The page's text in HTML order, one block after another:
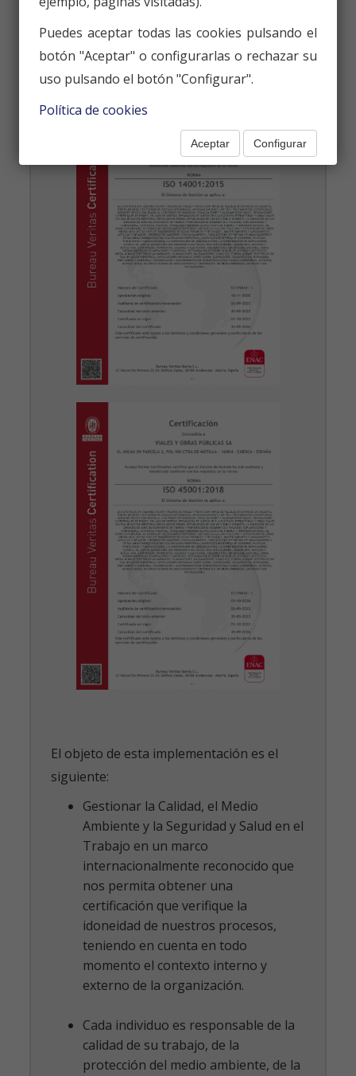
El objeto de esta implementación es el
siguiente:
Gestionar la Calidad, el Medio
Ambiente y la Seguridad y Salud en el
Trabajo en un marco
internacionalmente reconocido que
nos permita obtener una
certificación que verifique la
idoneidad de nuestros procesos,
teniendo en cuenta en todo
momento el contexto interno y
externo de la organización.
Cada individuo es responsable de la
calidad de su trabajo, de la
protección del medio ambiente, de la
Puedes aceptar todas las cookies pulsando el
botón "Aceptar" o configurarlas o rechazar su
uso pulsando el botón "Configurar".
Política de cookies
Aceptar Configurar